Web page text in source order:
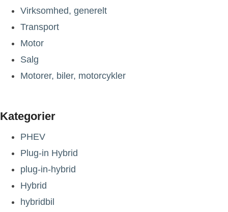
Virksomhed, generelt
Transport
Motor
Salg
Motorer, biler, motorcykler
Kategorier
PHEV
Plug-in Hybrid
plug-in-hybrid
Hybrid
hybridbil